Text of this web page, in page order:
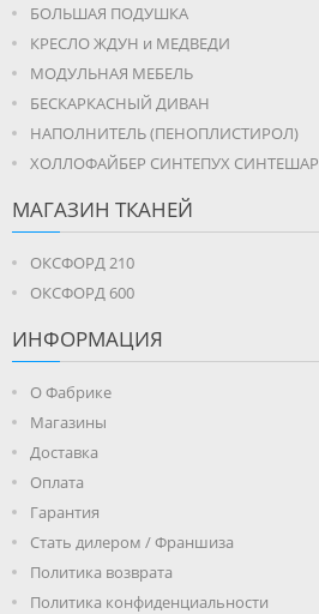
БОЛЬШАЯ ПОДУШКА
КРЕСЛО ЖДУН и МЕДВЕДИ
МОДУЛЬНАЯ МЕБЕЛЬ
БЕСКАРКАСНЫЙ ДИВАН
НАПОЛНИТЕЛЬ (ПЕНОПЛИСТИРОЛ)
ХОЛЛОФАЙБЕР СИНТЕПУХ СИНТЕШАР
МАГАЗИН ТКАНЕЙ
ОКСФОРД 210
ОКСФОРД 600
ИНФОРМАЦИЯ
О Фабрике
Магазины
Доставка
Оплата
Гарантия
Стать дилером / Франшиза
Политика возврата
Политика конфиденциальности